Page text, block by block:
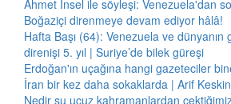
Ahmet İnsel ile söyleşi: Venezuela'dan
Boğaziçi direnmeye devam ediyor hâlâ!
Hafta Başı (64): Venezuela ve
direnişi 5. yıl | Suriye’de bilek güreşi
Erdoğan'ın uçağına hangi gazeteciler
İran bir kez daha sokaklarda | Arif
Nedir şu ucuz kahramanlardan